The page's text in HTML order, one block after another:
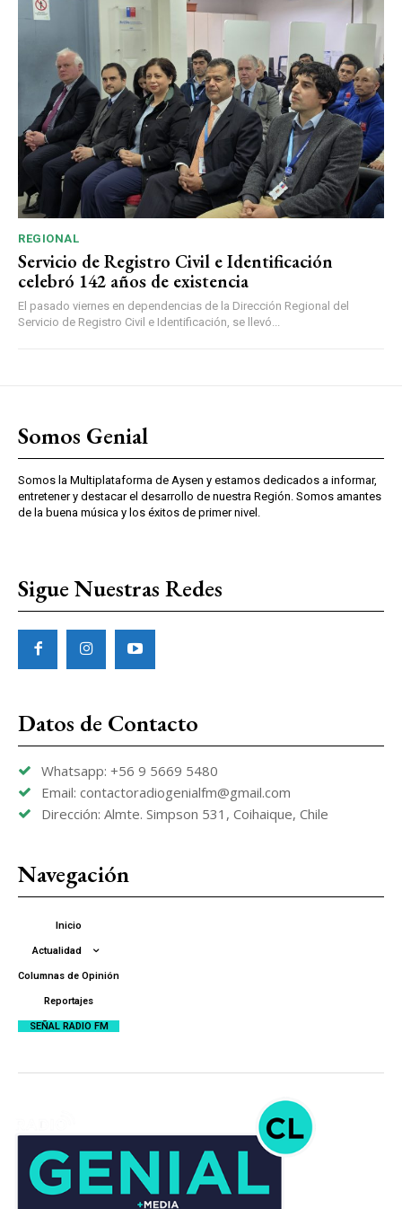
REGIONAL
Servicio de Registro Civil e Identificación
celebró 142 años de existencia
El pasado viernes en dependencias de la Dirección Regional del
Servicio de Registro Civil e Identificación, se llevó...
Somos Genial
Somos la Multiplataforma de Aysen y estamos dedicados a informar,
entretener y destacar el desarrollo de nuestra Región. Somos amantes
de la buena música y los éxitos de primer nivel.
Sigue Nuestras Redes
Datos de Contacto
Whatsapp: +56 9 5669 5480
Email: contactoradiogenialfm@gmail.com
Dirección: Almte. Simpson 531, Coihaique, Chile
Navegación
Inicio
Actualidad
Columnas de Opinión
Reportajes
SEÑAL RADIO FM